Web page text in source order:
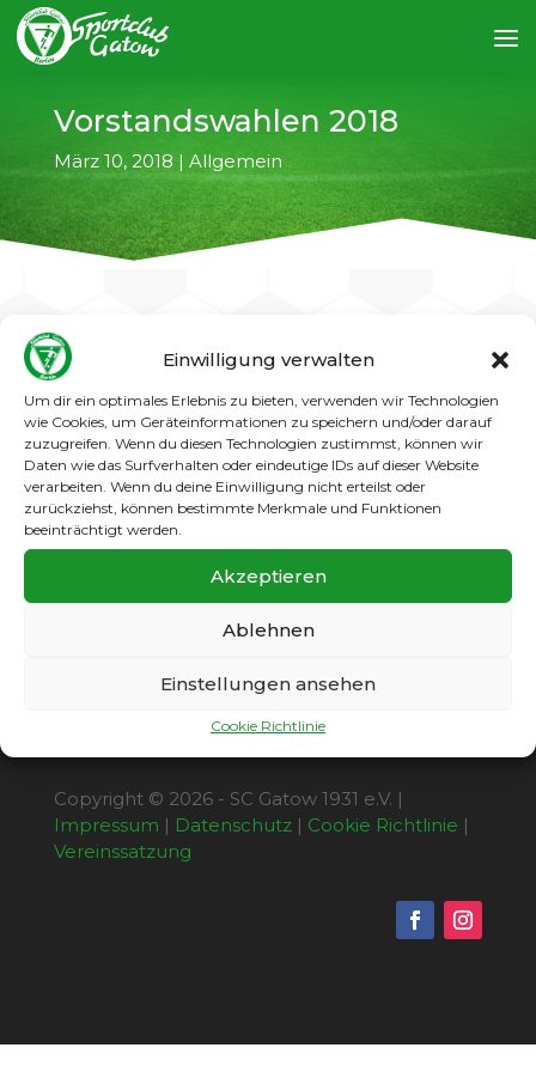
Einwilligung verwalten
Um dir ein optimales Erlebnis zu bieten, verwenden wir Technologien
wie Cookies, um Geräteinformationen zu speichern und/oder darauf
zuzugreifen. Wenn du diesen Technologien zustimmst, können wir
Daten wie das Surfverhalten oder eindeutige IDs auf dieser Website
verarbeiten. Wenn du deine Einwilligung nicht erteilst oder
zurückziehst, können bestimmte Merkmale und Funktionen
beeinträchtigt werden.
Akzeptieren
Ablehnen
Einstellungen ansehen
Cookie Richtlinie
Vorstandswahlen 2018
März 10, 2018 | Allgemein
←
Nach den turnusmäßigen Neuwahlen 2018
setzt sich der Vorstand des SC Gatow nun wie
folgt zusammen:
klickhier
Copyright © 2026 - SC Gatow 1931 e.V. |
Impressum | Datenschutz| Cookie Richtlinie |
Vereinssatzung